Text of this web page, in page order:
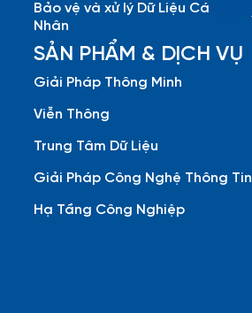
Bảo vệ và xử lý Dữ Liệu Cá
Nhân
SẢN PHẨM & DỊCH VỤ
Giải Pháp Thông Minh
Viễn Thông
Trung Tâm Dữ Liệu
Giải Pháp Công Nghệ Thông Tin
Hạ Tầng Công Nghiệp